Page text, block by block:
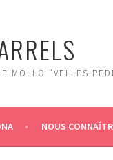
MOLLO "VELLES
NOUS